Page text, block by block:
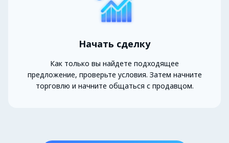
Начать сделку
Как только вы найдете подходящее
предложение, проверьте условия. Затем начните
торговлю и начните общаться с продавцом.